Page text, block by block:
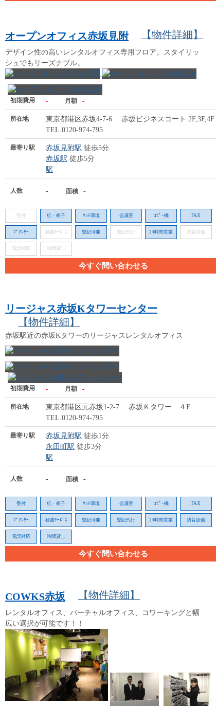
オープンオフィス赤坂見附 【物件詳細】
デザイン性の高いレンタルオフィス専用フロア。スタイリッ
シュでもリーズナブル。
初期費用 - 月額 -
所在地
東京都港区赤坂4-7-6 赤坂ビジネスコート 2F,3F,4F
TEL.0120-974-795
最寄り駅 赤坂見附駅 徒歩5分
赤坂駅 徒歩5分
駅
人数 - 面積 -
受付 机・椅子 ﾈｯﾄ環境 会議室 ｺﾋﾟｰ機 FAX
ﾌﾟﾘﾝﾀｰ 秘書ｻｰﾋﾞｽ 登記可能 登記代行 24時間営業 防音設備
電話対応 時間貸し
今すぐ問い合わせる
リージャス赤坂Kタワーセンター
【物件詳細】
赤坂駅近の赤坂Kタワーのリージャスレンタルオフィス
初期費用 - 月額 -
所在地
東京都港区元赤坂1-2-7 赤坂Ｋタワー ４F
TEL.0120-974-795
最寄り駅 赤坂見附駅 徒歩1分
永田町駅 徒歩3分
駅
人数 - 面積 -
受付 机・椅子 ﾈｯﾄ環境 会議室 ｺﾋﾟｰ機 FAX
ﾌﾟﾘﾝﾀｰ 秘書ｻｰﾋﾞｽ 登記可能 登記代行 24時間営業 防音設備
電話対応 時間貸し
今すぐ問い合わせる
COWKS赤坂 【物件詳細】
レンタルオフィス、バーチャルオフィス、コワーキングと幅
広い選択が可能です！！